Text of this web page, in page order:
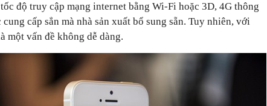
độ truy cập mạng internet bằng Wi-Fi hoặc 3D, 4G thông
cấp sẳn mà nhà sản xuất bổ sung sẵn. Tuy nhiên, với
một vấn đề không dễ dàng.